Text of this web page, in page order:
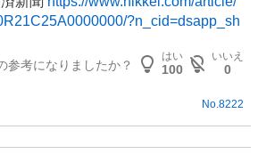
?n_cid=dsapp_sh
参考になりましたか？
はい
100
いいえ
0
No. 8222